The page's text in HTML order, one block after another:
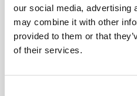
our social media, advertising
may combine it with other
provided to them or that
of their services.
Gå i dit tempo
Gå, jogge eller løb. Løft
Valgmuligheder og
Højenergi,
helt samfund til at holde